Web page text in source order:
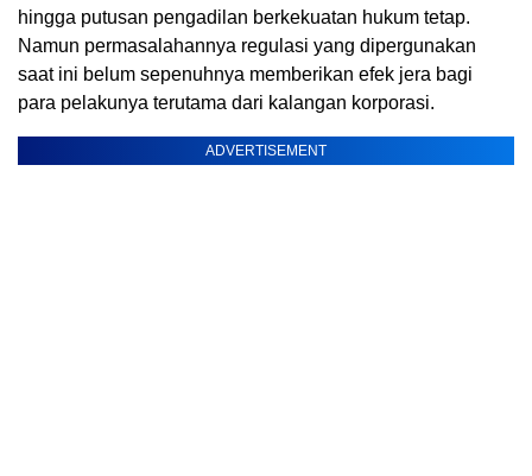
hingga putusan pengadilan berkekuatan hukum tetap.
Namun permasalahannya regulasi yang dipergunakan
saat ini belum sepenuhnya memberikan efek jera bagi
para pelakunya terutama dari kalangan korporasi.
ADVERTISEMENT